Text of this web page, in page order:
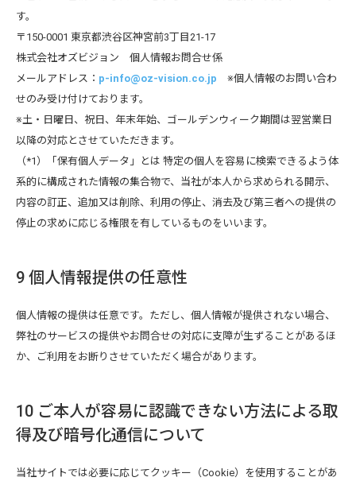
す。
〒150-0001 東京都渋谷区神宮前3丁目21-17
株式会社オズビジョン 個人情報お問合せ係
メールアドレス： p-info@oz-vision.co.jp ※個人情報のお問い合わ
せのみ受け付けております。
※土・日曜日、祝日、年末年始、ゴールデンウィーク期間は翌営業日
以降の対応とさせていただきます。
（*1）「保有個人データ」とは 特定の個人を容易に検索できるよう体
系的に構成された情報の集合物で、当社が本人から求められる開示、
内容の訂正、追加又は削除、利用の停止、消去及び第三者への提供の
停止の求めに応じる権限を有しているものをいいます。
9 個人情報提供の任意性
個人情報の提供は任意です。ただし、個人情報が提供されない場合、
弊社のサービスの提供やお問合せの対応に支障が生ずることがあるほ
か、ご利用をお断りさせていただく場合があります。
10 ご本人が容易に認識できない方法による取
得及び暗号化通信について
当社サイトでは必要に応じてクッキー（Cookie）を使用することがあ